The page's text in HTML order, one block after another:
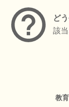
ど
該
教育